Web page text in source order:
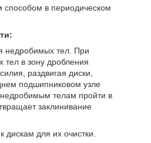
способом в периодическом
недробимых тел. При
в зону дробления
раздвигая диски,
подшипниковом узле
телам пройти в
заклинивание
дискам для их очистки.